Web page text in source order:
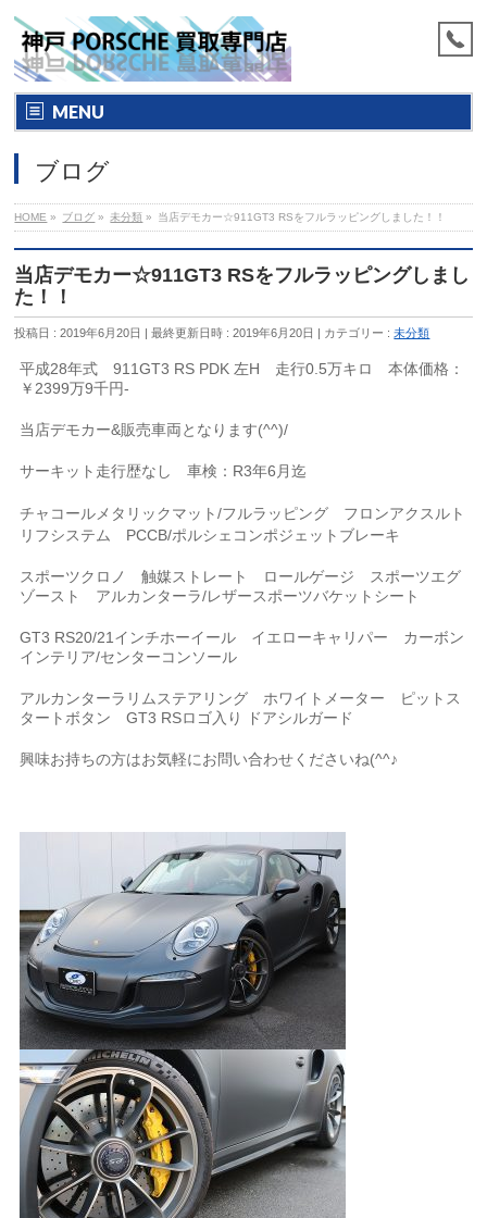
MENU
ブログ
HOME » ブログ » 未分類 » 当店デモカー☆911GT3 RSをフルラッピングしました！！
当店デモカー☆911GT3 RSをフルラッピングしまし
た！！
投稿日 : 2019年6月20日 最終更新日時 : 2019年6月20日 カテゴリー :未分類
平成28年式 911GT3 RS PDK 左H 走行0.5万キロ 本体価格：
￥2399万9千円-
当店デモカー&販売車両となります(^^)/
サーキット走行歴なし 車検：R3年6月迄
チャコールメタリックマット/フルラッピング フロンアクスルト
リフシステム PCCB/ポルシェコンポジェットブレーキ
スポーツクロノ 触媒ストレート ロールゲージ スポーツエグ
ゾースト アルカンターラ/レザースポーツバケットシート
GT3 RS20/21インチホーイール イエローキャリパー カーボン
インテリア/センターコンソール
アルカンターラリムステアリング ホワイトメーター ピットス
タートボタン GT3 RSロゴ入り ドアシルガード
興味お持ちの方はお気軽にお問い合わせくださいね(^^♪